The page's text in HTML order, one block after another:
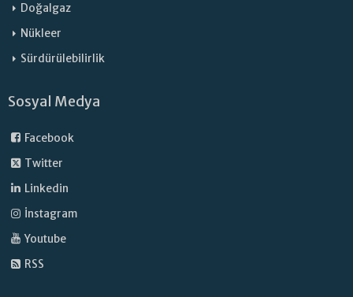
Doğalgaz
Nükleer
Sürdürülebilirlik
Sosyal Medya
Facebook
Twitter
Linkedin
İnstagram
Youtube
RSS